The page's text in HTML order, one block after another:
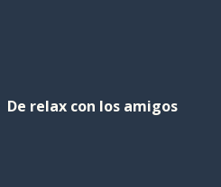
De relax con los amigos